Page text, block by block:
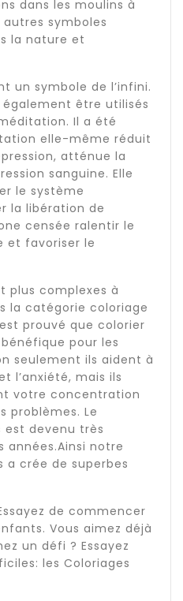
dans les moulins à
symboles
la nature et
un symbole de l’infini.
être utilisés
Il a été
elle-même réduit
atténue la
sanguine. Elle
le système
la libération de
censée ralentir le
et favoriser le
plus complexes à
la catégorie coloriage
prouvé que colorier
pour les
seulement ils aident à
l’anxiété, mais ils
votre concentration
problèmes. Le
est devenu très
années.Ainsi notre
a crée de superbes
de commencer
Vous aimez déjà
un défi ? Essayez
les Coloriages